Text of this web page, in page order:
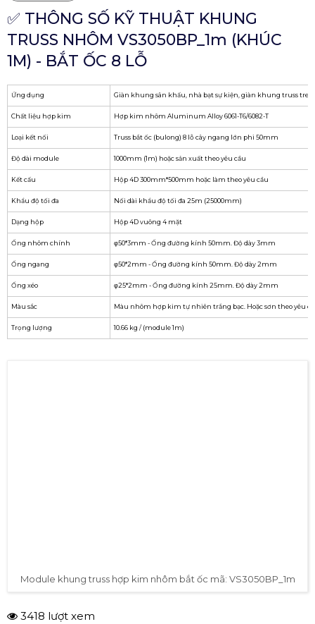
✅ THÔNG SỐ KỸ THUẬT KHUNG
TRUSS NHÔM VS3050BP_1m (KHÚC
1M) - BẮT ỐC 8 LỖ
Ứng dụng Giàn khung sân khấu, nhà bạt sự kiện, giàn khung truss treo
Chất liệu hợp kim Hợp kim nhôm Aluminum Alloy 6061-T6/6082-T
Loại kết nối Truss bắt ốc (bulong) 8 lỗ cây ngang lớn phi 50mm
Độ dài module 1000mm (1m) hoặc sản xuất theo yêu cầu
Kết cấu Hộp 4D 300mm*500mm hoặc làm theo yêu cầu
Khẩu độ tối đa Nối dài khẩu độ tối đa 25m (25000mm)
Dạng hộp Hộp 4D vuông 4 mặt
Ống nhôm chính φ50*3mm - Ống đường kính 50mm. Độ dày 3mm
Ống ngang φ50*2mm - Ống đường kính 50mm. Độ dày 2mm
Ống xéo φ25*2mm - Ống đường kính 25mm. Độ dày 2mm
Màu sắc Màu nhôm hợp kim tự nhiên trắng bạc. Hoặc sơn theo yêu
Trọng lượng 10.66 kg / (module 1m)
Module khung truss hợp kim nhôm bắt ốc mã: VS3050BP_1m
3418 lượt xem